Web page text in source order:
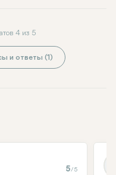
4 из 5
и ответы (1)
5/5